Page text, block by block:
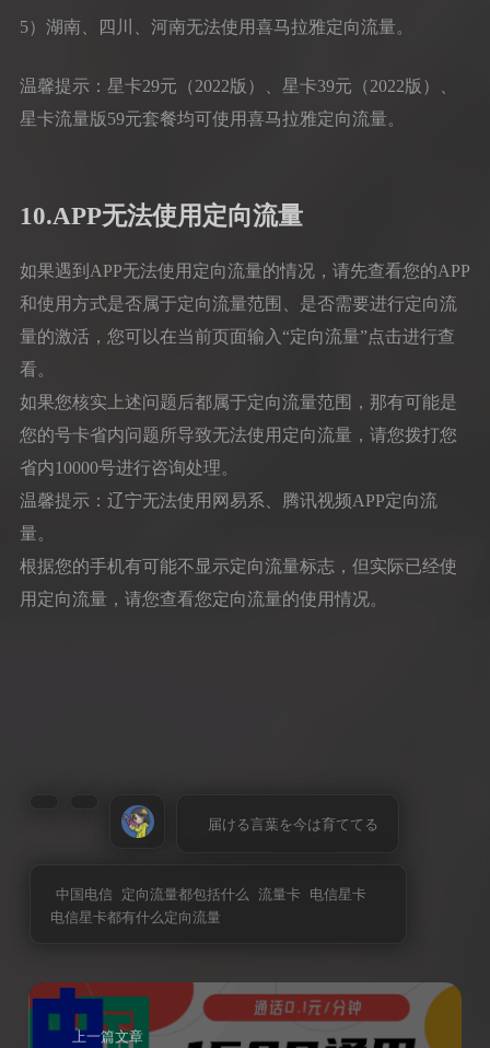
5）湖南、四川、河南无法使用喜马拉雅定向流量。
温馨提示：星卡29元（2022版）、星卡39元（2022版）、
星卡流量版59元套餐均可使用喜马拉雅定向流量。
10.APP无法使用定向流量
如果遇到APP无法使用定向流量的情况，请先查看您的APP
和使用方式是否属于定向流量范围、是否需要进行定向流
量的激活，您可以在当前页面输入“定向流量”点击进行查
看。
如果您核实上述问题后都属于定向流量范围，那有可能是
您的号卡省内问题所导致无法使用定向流量，请您拨打您
省内10000号进行咨询处理。
温馨提示：辽宁无法使用网易系、腾讯视频APP定向流
量。
根据您的手机有可能不显示定向流量标志，但实际已经使
用定向流量，请您查看您定向流量的使用情况。
届ける言葉を今は育ててる
中国电信 定向流量都包括什么 流量卡 电信星卡
电信星卡都有什么定向流量
上一篇文章